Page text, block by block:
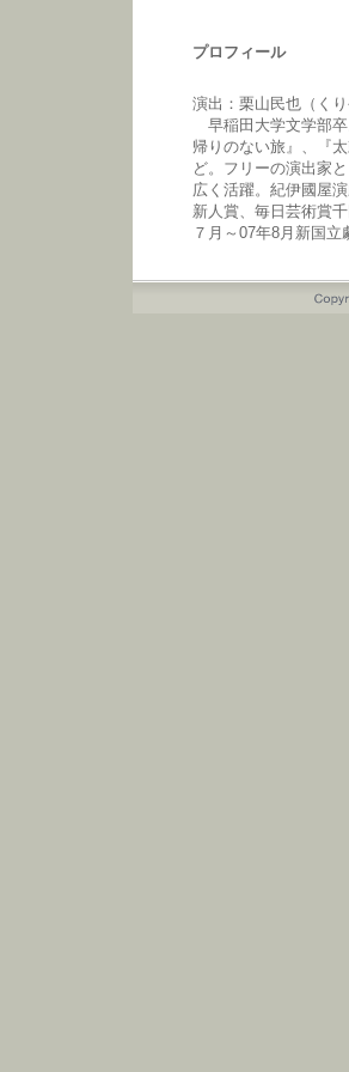
プロフィール
演出：栗山民也（くり
早稲田大学文学部卒
帰りのない旅』、『
ど。フリーの演出家
広く活躍。紀伊國屋
新人賞、毎日芸術賞
７月～07年8月新国立